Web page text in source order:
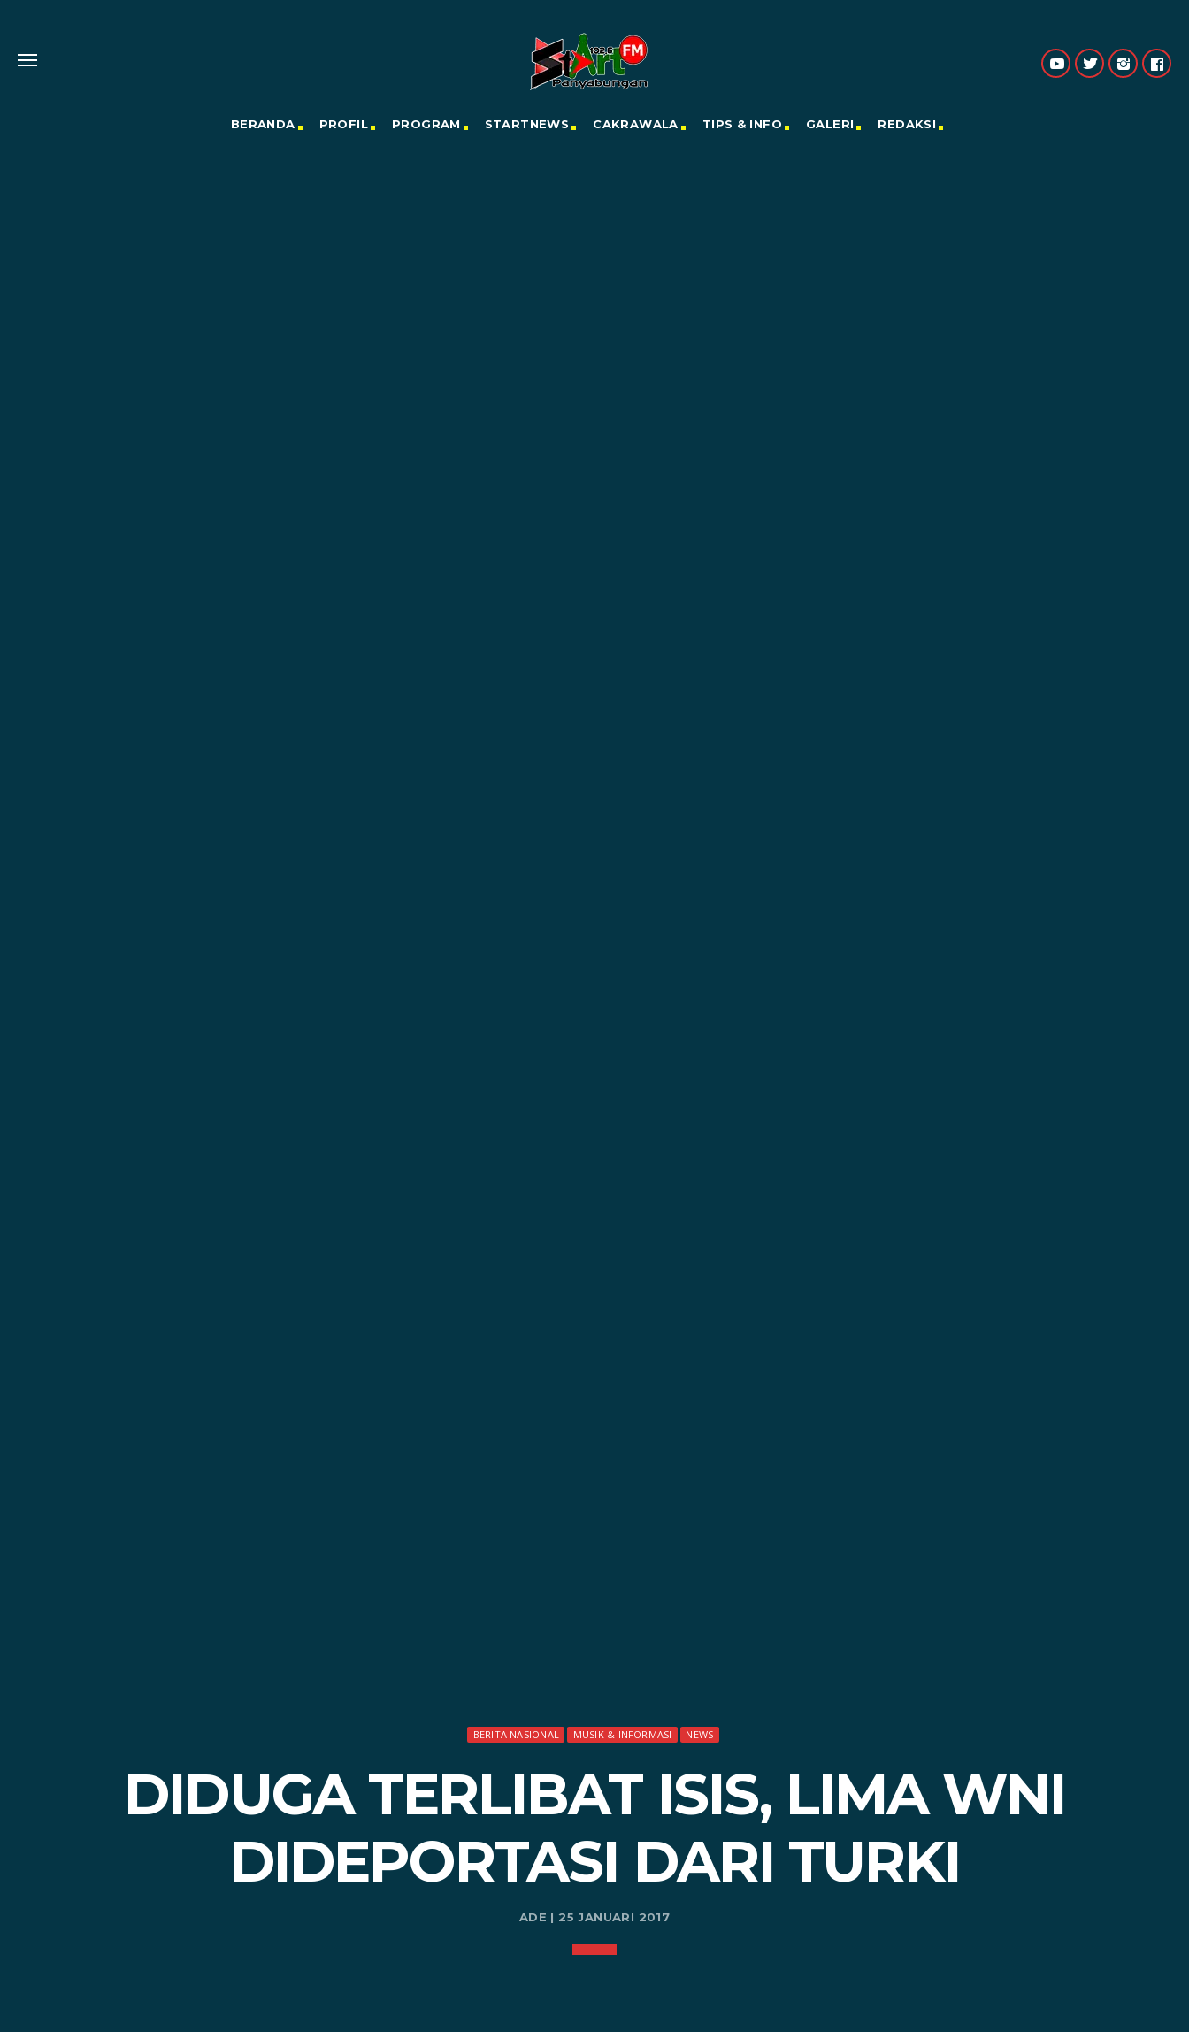
BERANDA PROFIL PROGRAM STARTNEWS CAKRAWALA TIPS & INFO GALERI REDAKSI
BERITA NASIONAL MUSIK & INFORMASI NEWS
DIDUGA TERLIBAT ISIS, LIMA WNI
DIDEPORTASI DARI TURKI
ADE | 25 JANUARI 2017